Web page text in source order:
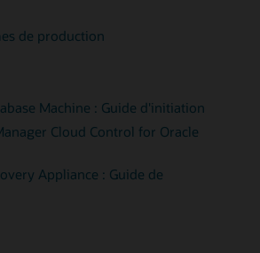
de production
Machine : Guide d'initiation
Cloud Control for Oracle
Appliance : Guide de